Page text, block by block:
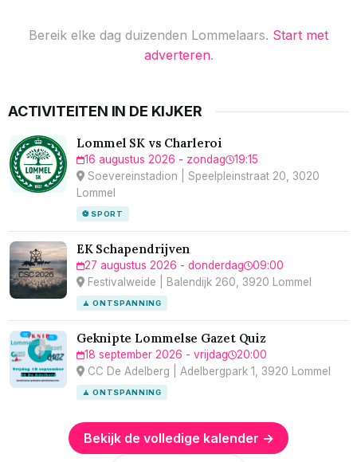
Bereik elke dag duizenden Lommelaars. Start met
adverteren.
ACTIVITEITEN IN DE KIJKER
Lommel SK vs Charleroi
16 augustus 2026 - zondag
19:15
Soevereinstadion | Speelpleinstraat 20, 3020
Lommel
⚽ SPORT
EK Schapendrijven
27 augustus 2026 - donderdag
09:00
Festivalweide | Balendijk 260, 3920 Lommel
🧘 ONTSPANNING
Geknipte Lommelse Gazet Quiz
18 september 2026 - vrijdag
20:00
CC De Adelberg | Adelbergpark 1, 3920 Lommel
🧘 ONTSPANNING
Bekijk de volledige kalender →